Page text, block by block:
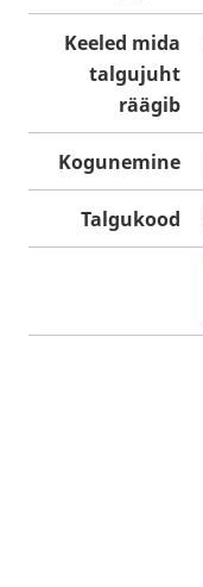
Keeled mida
talgujuht
räägib
Kogunemine
Talgukood